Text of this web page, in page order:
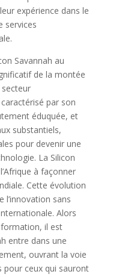
expérience dans le
services
Savannah au
de la montée
secteur
par son
éduquée, et
substantiels,
pour devenir une
La Silicon
à façonner
Cette évolution
l’innovation sans
Alors
il est
entre dans une
ouvrant la voie
pour ceux qui sauront